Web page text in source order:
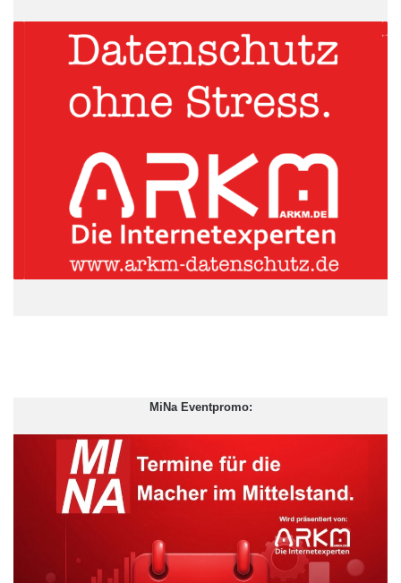
digitalen Revolution – dem uneingeschränkten Onlinezugriff auf
ihre Inhalte -, da rollt bereits die zweite Welle tief greifender
Formate wie Streaming-Dienste, Casual Games und
stoßen vor allem bei der „Generation #Hashtag“ auf rasch
wachsendes Interesse. Diese Generation vereint die mit dem
Internet aufgewachsene Altersgruppe der bis zu 25-Jährigen mit
Älteren, die sich dem digitalen Zeitalter verschrieben haben.
Weltweit übersteigt die Zahl dieser „Digital Natives“ bereits
diejenige der Nutzer konventioneller Angebote wie CDs oder
herkömmlichem TV. In Deutschland zählen 68 Prozent der 15-
traditioneller Medienformate eng mit dem Siegeszug mobiler
Endgeräte verknüpft. In Deutschland stieg der Anteil der
Smartphone-Nutzer binnen eines Jahres um zehn
Prozentpunkte auf 70 Prozent. Tablets kamen auf 38 Prozent –
mit einem Zuwachs von sogar 15 Prozentpunkten (Abb. 1). In
allen Ländern dienen mobile Endgeräte primär dem Zugriff auf
das Internet und soziale Netzwerke. Doch darüber hinaus
entwickeln sie sich zunehmend zur Plattform für den
MiNa Eventpromo: